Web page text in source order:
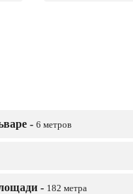
- 6 метров
- 182 метра